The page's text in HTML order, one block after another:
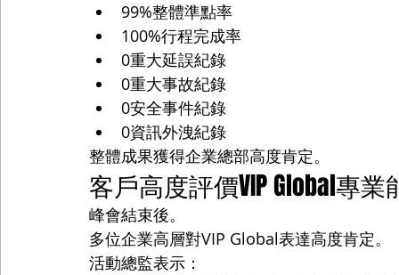
99%整體準點率
100%行程完成率
0重大延誤紀錄
0重大事故紀錄
0安全事件紀錄
0資訊外洩紀錄
整體成果獲得企業總部高度肯定。
客戶高度評價VIP Global專業
峰會結束後。
多位企業高層對VIP Global表達高度肯定。
活動總監表示：